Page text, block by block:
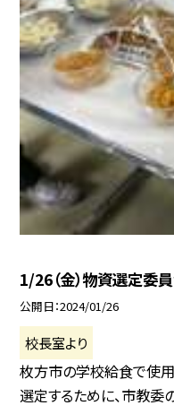
1/26（金）物資選定委
公開日 2024/01/26
校長室より
枚方市の学校給食で使
選定するために、市教委